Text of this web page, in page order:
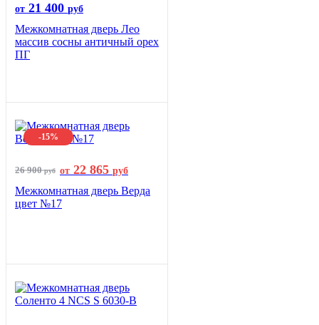
от 21 400 руб
Межкомнатная дверь Лео
массив сосны античный орех
ПГ
-15%
26 900руб от 22 865 руб
Межкомнатная дверь Верда
цвет №17